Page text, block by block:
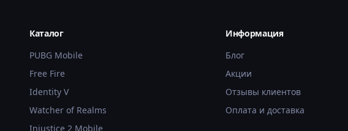
Каталог
PUBG Mobile
Free Fire
Identity V
Watcher of Realms
Injustice 2 Mobile
Информация
Блог
Акции
Отзывы клиентов
Оплата и доставка